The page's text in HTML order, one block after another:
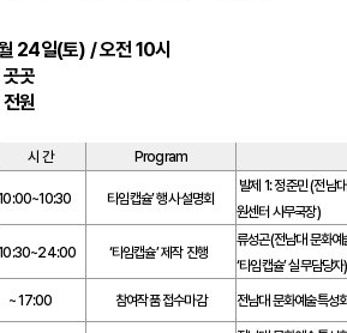
24일(토) /오전10시
곳곳
전원
시 간 Program
타임캡슐’ 행사 설명회
발제 1: 정준민 (전남
원센터 사무국장)
‘타임캡슐’ 제작 진행
류성곤(전남대 문화
‘타임캡슐’ 실무담당자)
~ 17:00 참여작품 접수마감 전남대 문화예술특성